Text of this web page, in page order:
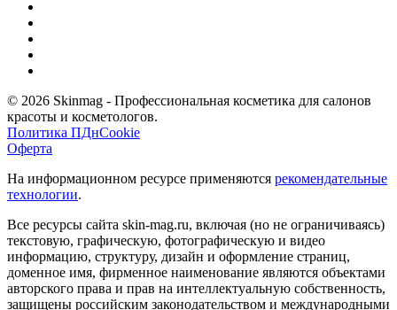
© 2026 Skinmag - Профессиональная косметика для салонов
красоты и косметологов.
Политика ПДнCookie
Оферта
На информационном ресурсе применяются рекомендательные
технологии.
Все ресурсы сайта skin-mag.ru, включая (но не ограничиваясь)
текстовую, графическую, фотографическую и видео
информацию, структуру, дизайн и оформление страниц,
доменное имя, фирменное наименование являются объектами
авторского права и прав на интеллектуальную собственность,
защищены российским законодательством и международными